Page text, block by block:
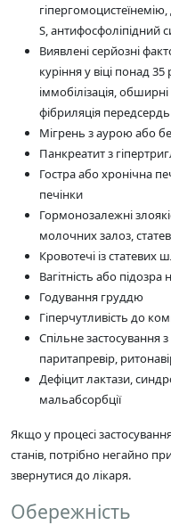
гіпергомоцистеїнемію,
S, антифосфоліпідний
Виявлені серйозні
куріння у віці понад
іммобілізація,
фібриляція передсердь
Мігрень з аурою або
Панкреатит з
Гостра або хронічна
печінки
Гормонозалежні
молочних залоз,
Кровотечі із статевих
Вагітність або підозра
Годування груддю
Гіперчутливість до
Спільне застосування
паритапревір,
Дефіцит лактази,
мальабсорбції
Якщо у процесі
станів, потрібно негайно
звернутися до лікаря.
Обережність